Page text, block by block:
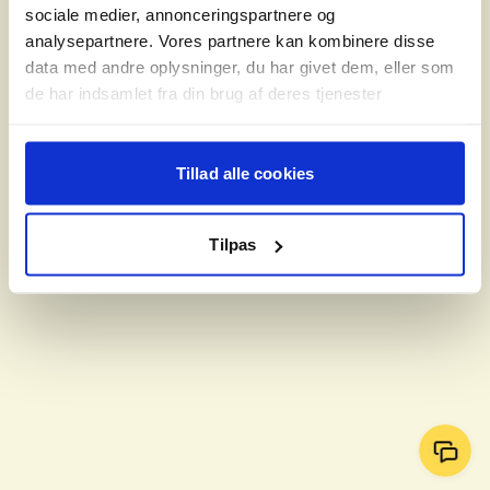
sociale medier, annonceringspartnere og
analysepartnere. Vores partnere kan kombinere disse
data med andre oplysninger, du har givet dem, eller som
de har indsamlet fra din brug af deres tjenester
Tillad alle cookies
Tilpas